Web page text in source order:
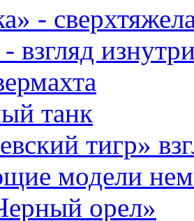
-
взгляд
танк
тигр»
модели
орел»